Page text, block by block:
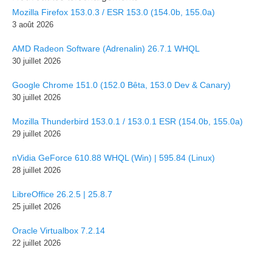
Mozilla Firefox 153.0.3 / ESR 153.0 (154.0b, 155.0a)
3 août 2026
AMD Radeon Software (Adrenalin) 26.7.1 WHQL
30 juillet 2026
Google Chrome 151.0 (152.0 Bêta, 153.0 Dev & Canary)
30 juillet 2026
Mozilla Thunderbird 153.0.1 / 153.0.1 ESR (154.0b, 155.0a)
29 juillet 2026
nVidia GeForce 610.88 WHQL (Win) | 595.84 (Linux)
28 juillet 2026
LibreOffice 26.2.5 | 25.8.7
25 juillet 2026
Oracle Virtualbox 7.2.14
22 juillet 2026